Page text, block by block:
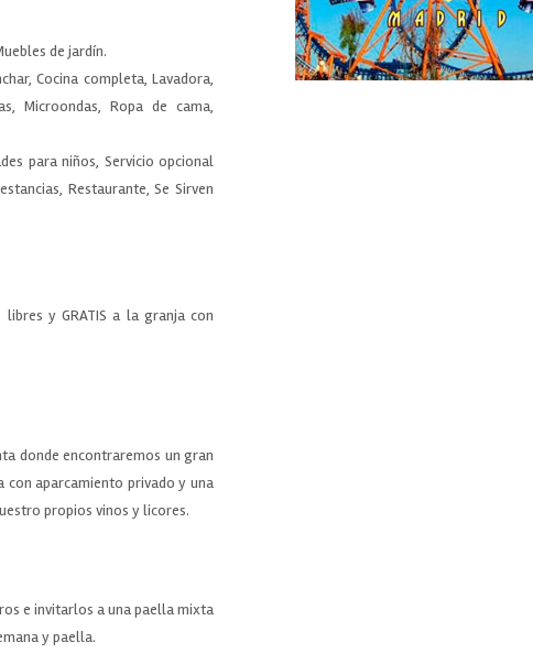
de jardín.
Cocina completa, Lavadora,
Microondas, Ropa de cama,
para niños, Servicio opcional
Restaurante, Se Sirven
y GRATIS a la granja con
donde encontraremos un gran
con aparcamiento privado y una
propios vinos y licores.
e invitarlos a una paella mixta
y paella.